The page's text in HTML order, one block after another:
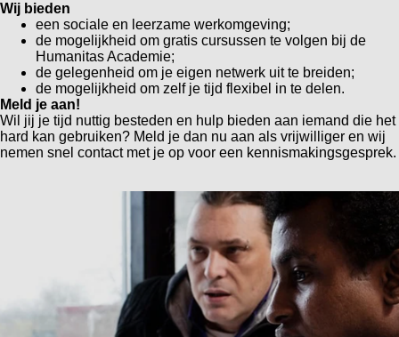
Wij bieden
een sociale en leerzame werkomgeving;
de mogelijkheid om gratis cursussen te volgen bij de
Humanitas Academie;
de gelegenheid om je eigen netwerk uit te breiden;
de mogelijkheid om zelf je tijd flexibel in te delen.
Meld je aan!
Wil jij je tijd nuttig besteden en hulp bieden aan iemand die het
hard kan gebruiken? Meld je dan nu aan als vrijwilliger en wij
nemen snel contact met je op voor een kennismakingsgesprek.